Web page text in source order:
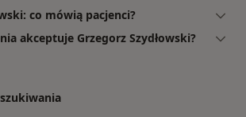
co mówią pacjenci?
akceptuje Grzegorz Szydłowski?